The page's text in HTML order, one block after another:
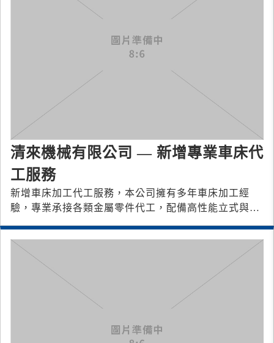
清來機械有限公司 — 新增專業車床代
工服務
新增車床加工代工服務，本公司擁有多年車床加工經
驗，專業承接各類金屬零件代工，配備高性能立式與傳